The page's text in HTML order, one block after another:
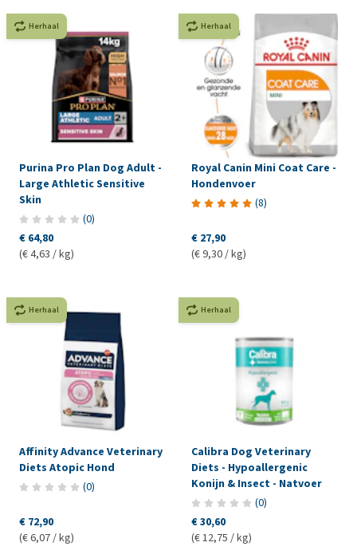
Herhaal
Purina Pro Plan Dog Adult -
Large Athletic Sensitive
Skin
(0)
€ 64,80
(€ 4,63 / kg)
Herhaal
Royal Canin Mini Coat Care -
Hondenvoer
(8)
€ 27,90
(€ 9,30 / kg)
Herhaal
Affinity Advance Veterinary
Diets Atopic Hond
(0)
€ 72,90
(€ 6,07 / kg)
Herhaal
Calibra Dog Veterinary
Diets - Hypoallergenic
Konijn & Insect - Natvoer
(0)
€ 30,60
(€ 12,75 / kg)